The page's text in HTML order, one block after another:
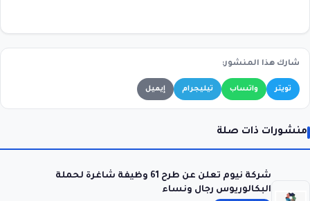
شارك هذا المنشور:
تويتر واتساب تيليجرام إيميل
منشورات ذات صلة
شركة نيوم تعلن عن طرح 61 وظيفة شاغرة لحملة
البكالوريوس رجال ونساء